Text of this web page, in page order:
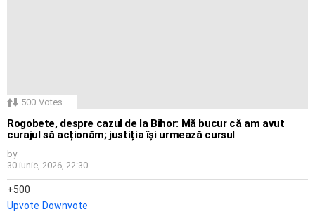
500 Votes
Rogobete, despre cazul de la Bihor: Mă bucur că am avut
curajul să acționăm; justiția își urmează cursul
by
30 iunie, 2026, 22:30
500
Upvote Downvote